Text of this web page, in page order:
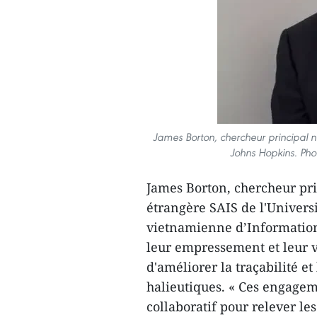
James Borton, chercheur principal
Johns Hopkins.
James Borton, chercheur
étrangère SAIS de
vietnamienne
leur empressement et leur
d'améliorer la traçabilité et
halieutiques. « Ces
collaboratif pour relever